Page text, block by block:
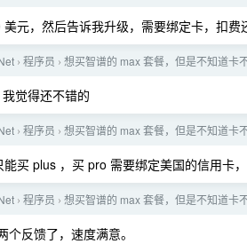
元，然后告诉我升级，需要绑定卡，扣费
› 程序员 › 想买智谱的 max 套餐，但是不知道卡
觉得还不错的
› 程序员 › 想买智谱的 max 套餐，但是不知道卡
买 plus ，买 pro 需要绑定美国的信用卡
› 程序员 › 想买智谱的 max 套餐，但是不知道卡
个反馈了，速度满意。